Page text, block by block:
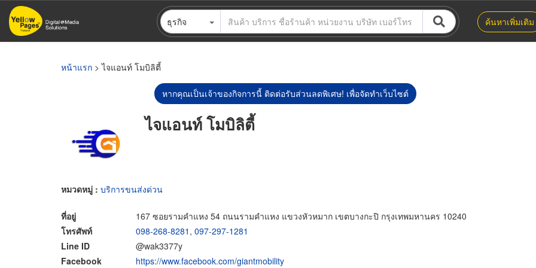
ข้าม
ไป
ธุรกิจ ค้นหาเพิ่มเติม
หน้าแรก > ไจแอนท์ โมบิลิตี้
หากคุณเป็นเจ้าของกิจการนี้ ติดต่อรับส่วนลดพิเศษ! เพื่อจัดทำเว็บไซต์
ไจแอนท์ โมบิลิตี้
หมวดหมู่ : บริการขนส่งด่วน
ที่อยู่
167 ซอยรามคำแหง 54 ถนนรามคำแหง แขวงหัวหมาก เขตบางกะปิ กรุงเทพมหานคร 10240
โทรศัพท์
098-268-8281 , 097-297-1281
Line ID
@wak3377y
Facebook
https://www.facebook.com/giantmobility